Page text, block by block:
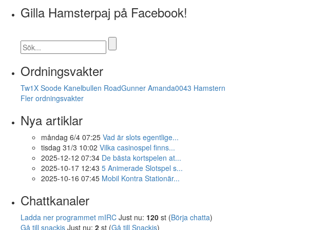
Gilla Hamsterpaj på Facebook!
Ordningsvakter
Tw1X Soode Kanelbullen RoadGunner Amanda0043 Hamstern
Fler ordningsvakter
Nya artiklar
måndag 6/4 07:25 Vad är slots egentlige...
tisdag 31/3 10:02 Vilka casinospel finns...
2025-12-12 07:34 De bästa kortspelen at...
2025-10-17 12:43 5 Animerade Slotspel s...
2025-10-16 07:45 Mobil Kontra Stationär...
Chattkanaler
Ladda ner programmet mIRC Just nu: 120 st (Börja chatta)
Gå till snackis Just nu: 2 st (Gå till Snackis)